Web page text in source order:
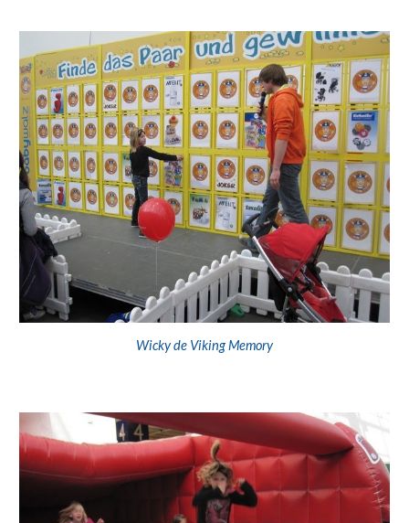
Wicky de Viking Memory